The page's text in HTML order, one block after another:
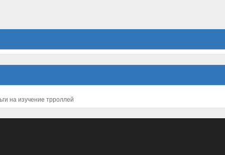
на изучение трроллей